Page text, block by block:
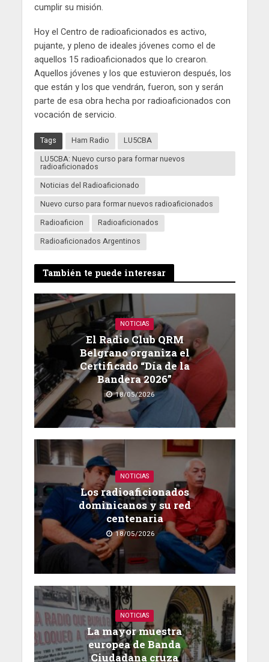
cumplir su misión.
Hoy el Centro de radioaficionados es activo,
pujante, y pleno de ideales jóvenes como el de
aquellos 15 radioaficionados que lo crearon.
Aquellos jóvenes y los que estuvieron después, los
que están y los que vendrán, fueron, son y serán
parte de esa obra hecha por radioaficionados con
vocación de servicio.
Tags Ham Radio
LU5CBA
LU5CBA: Nuevo curso para formar nuevos
radioaficionados
Noticias del Radioaficionado
Nuevo curso para formar nuevos radioaficionados
Radioaficion
Radioaficionados
Radioaficionados Argentinos
También te puede interesar
NOTICIAS
El Radio Club QRM
Belgrano organiza el
Certificado “Día de la
Bandera 2026”
18/05/2026
NOTICIAS
Los radioaficionados
dominicanos y su red
centenaria
18/05/2026
NOTICIAS
La mayor muestra
europea de Banda
Ciudadana cruza